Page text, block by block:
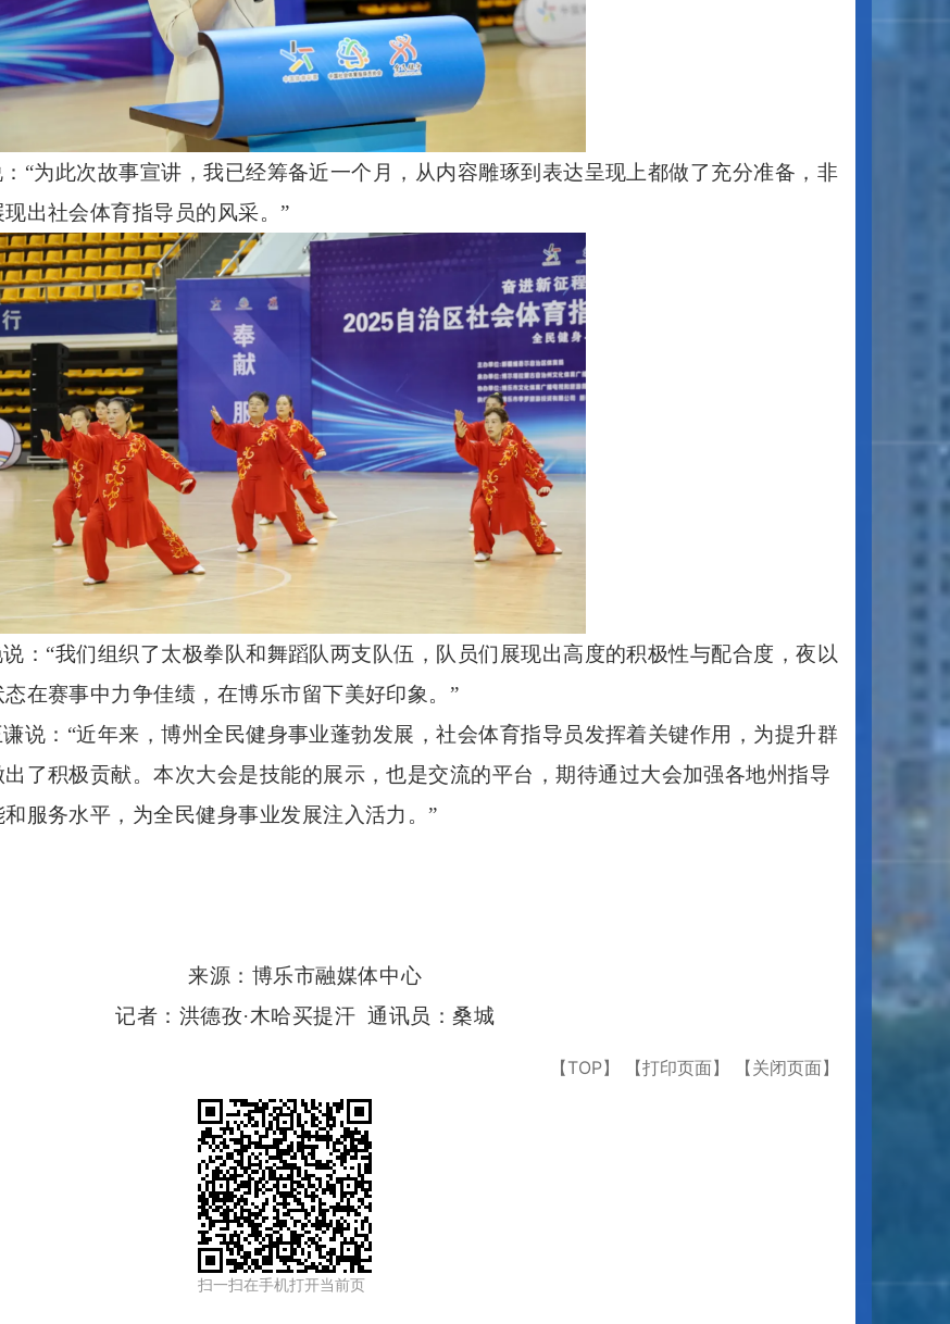
“为此次故事宣讲，我已经筹备近一个月，从内容雕琢到表达呈现上都做了充分准备，非
出社会体育指导员的风采。”
： “我们组织了太极拳队和舞蹈队两支队伍，队员们展现出高度的积极性与配合度，夜以
在赛事中力争佳绩，在博乐市留下美好印象。”
说： “近年来，博州全民健身事业蓬勃发展，社会体育指导员发挥着关键作用，为提升群
了积极贡献。本次大会是技能的展示，也是交流的平台，期待通过大会加强各地州指导
服务水平，为全民健身事业发展注入活力。”
来源：博乐市融媒体中心
记者：洪德孜·木哈买提汗 通讯员：桑城
【TOP】 【打印页面】 【关闭页面】
扫一扫在手机打开当前页